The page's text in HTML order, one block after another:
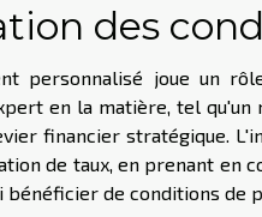
des
personnalisé joue un
en la matière, tel
financier stratégique.
de taux, en prenant en
de conditions de